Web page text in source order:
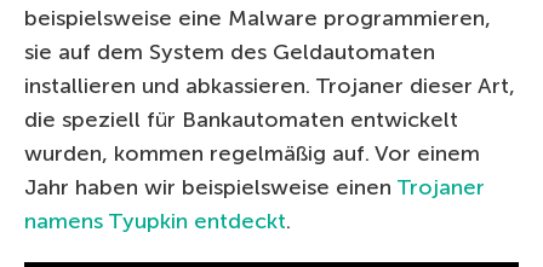
beispielsweise eine Malware programmieren,
sie auf dem System des Geldautomaten
installieren und abkassieren. Trojaner dieser Art,
die speziell für Bankautomaten entwickelt
wurden, kommen regelmäßig auf. Vor einem
Jahr haben wir beispielsweise einen Trojaner
namens Tyupkin entdeckt.